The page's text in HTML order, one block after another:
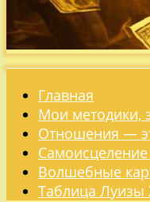
Главная
Мои методики,
Отношения —
Волшебные
Таблица Луизы